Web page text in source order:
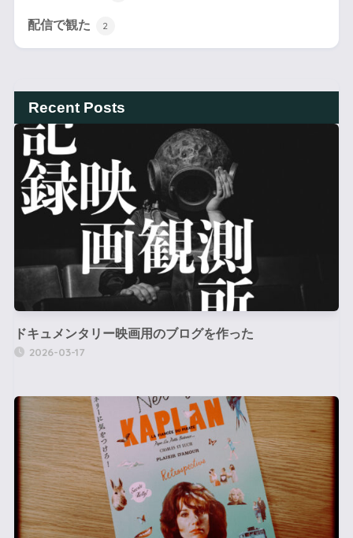
配信で観た 2
Recent Posts
ドキュメンタリー映画用のブログを作った
2026-03-17